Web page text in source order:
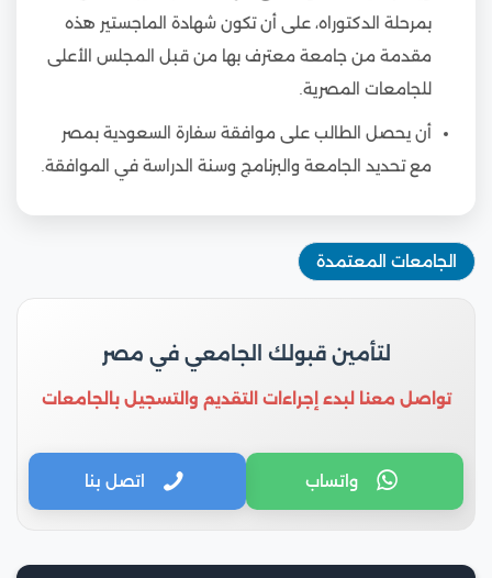
بمرحلة الدكتوراه، على أن تكون شهادة الماجستير هذه
مقدمة من جامعة معترف بها من قبل المجلس الأعلى
للجامعات المصرية.
أن يحصل الطالب على موافقة سفارة السعودية بمصر
مع تحديد الجامعة والبرنامج وسنة الدراسة في الموافقة.
الجامعات المعتمدة
لتأمين قبولك الجامعي في مصر
تواصل معنا لبدء إجراءات التقديم والتسجيل بالجامعات
واتساب اتصل بنا